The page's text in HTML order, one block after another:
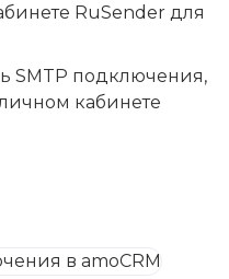
RuSender для
SMTP подключения,
кабинете